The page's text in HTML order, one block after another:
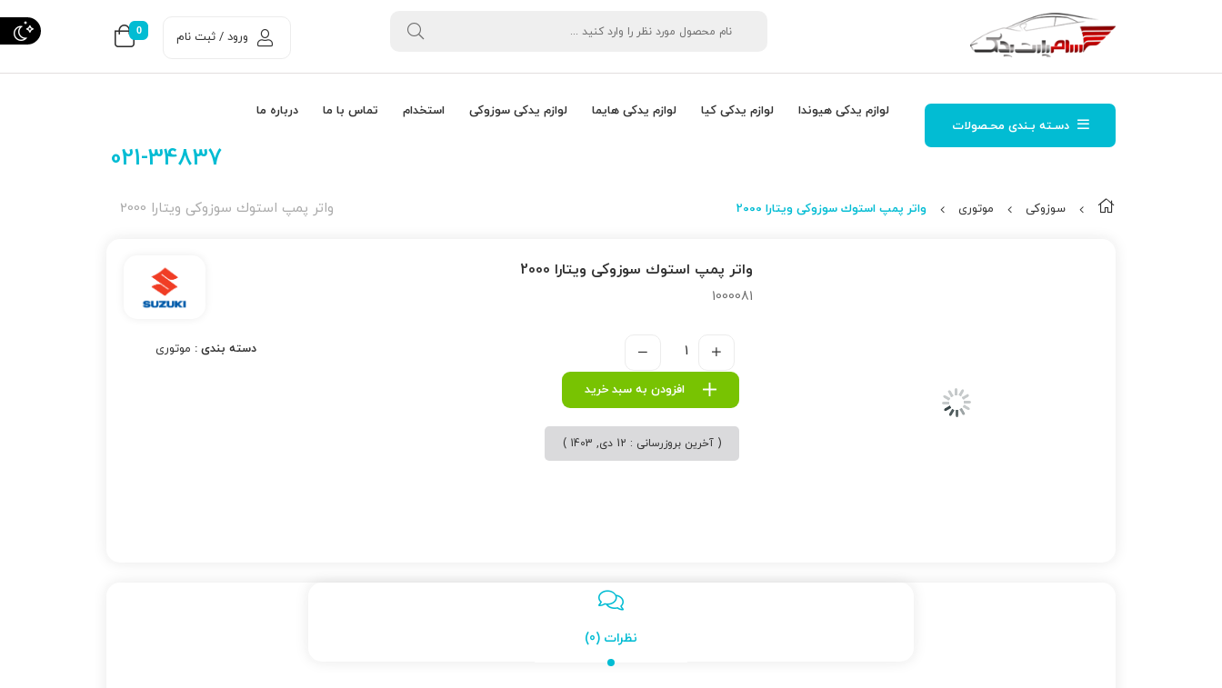
0 ورود / ثبت نام
دسـته بـندی محـصولات
لوازم یدکی هیوندا لوازم یدکی کیا لوازم یدکی هایما لوازم یدکی سوزوکی استخدام تماس با ما درباره ما
021-34837
واتر پمپ استوك سوزوکی ویتارا 2000 سوزوکی موتوری واتر پمپ استوك سوزوکی ویتارا 2000
واتر پمپ استوك سوزوکی ویتارا 2000
1000081
افزودن به سبد خرید
( آخرین بروزرسانی : 12 دی, 1403 )
دسته بندی : موتوری
نظرات (0)